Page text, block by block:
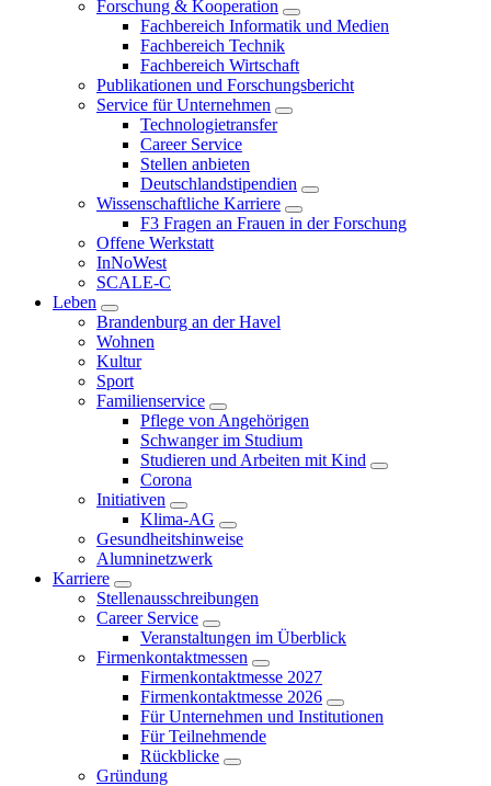
Forschung & Kooperation
Fachbereich Informatik und Medien
Fachbereich Technik
Fachbereich Wirtschaft
Publikationen und Forschungsbericht
Service für Unternehmen
Technologietransfer
Career Service
Stellen anbieten
Deutschlandstipendien
Wissenschaftliche Karriere
F3 Fragen an Frauen in der Forschung
Offene Werkstatt
InNoWest
SCALE-C
Leben
Brandenburg an der Havel
Wohnen
Kultur
Sport
Familienservice
Pflege von Angehörigen
Schwanger im Studium
Studieren und Arbeiten mit Kind
Corona
Initiativen
Klima-AG
Gesundheitshinweise
Alumninetzwerk
Karriere
Stellenausschreibungen
Career Service
Veranstaltungen im Überblick
Firmenkontaktmessen
Firmenkontaktmesse 2027
Firmenkontaktmesse 2026
Für Unternehmen und Institutionen
Für Teilnehmende
Rückblicke
Gründung